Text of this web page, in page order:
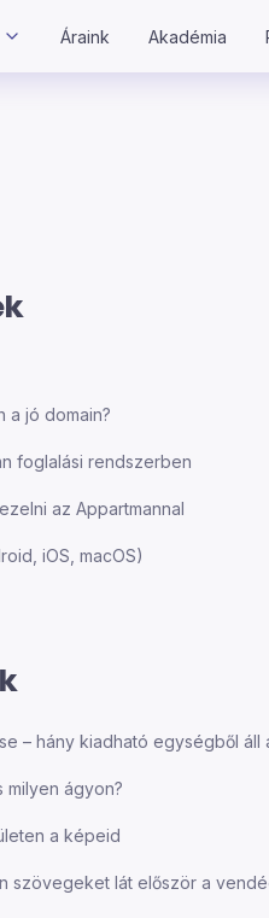
Áraink Akadémia
a jó domain?
foglalási rendszerben
az Appartmannal
iOS, macOS)
– hány kiadható egységből áll
milyen ágyon?
a képeid
szövegeket lát először a